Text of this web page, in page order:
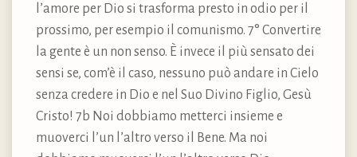
l’amore per Dio si trasforma presto in odio per il
prossimo, per esempio il comunismo. 7° Convertire
la gente è un non senso. È invece il più sensato dei
sensi se, com’è il caso, nessuno può andare in Cielo
senza credere in Dio e nel Suo Divino Figlio, Gesù
Cristo! 7b Noi dobbiamo metterci insieme e
muoverci l’un l’altro verso il Bene. Ma noi